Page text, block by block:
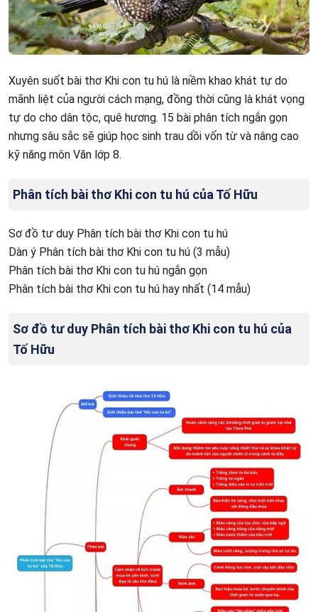
Xuyên suốt bài thơ Khi con tu hú là niềm khao khát tự do
mãnh liệt của người cách mạng, đồng thời cũng là khát vọng
tự do cho dân tộc, quê hương. 15 bài phân tích ngắn gọn
nhưng sâu sắc sẽ giúp học sinh trau dồi vốn từ và nâng cao
kỹ năng môn Văn lớp 8.
Phân tích bài thơ Khi con tu hú của Tố Hữu
Sơ đồ tư duy Phân tích bài thơ Khi con tu hú
Dàn ý Phân tích bài thơ Khi con tu hú (3 mẫu)
Phân tích bài thơ Khi con tu hú ngắn gọn
Phân tích bài thơ Khi con tu hú hay nhất (14 mẫu)
Sơ đồ tư duy Phân tích bài thơ Khi con tu hú của
Tố Hữu